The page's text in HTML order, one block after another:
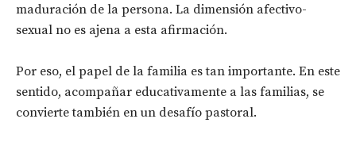
maduración de la persona. La dimensión afectivo-
sexual no es ajena a esta afirmación.
Por eso, el papel de la familia es tan importante. En este
sentido, acompañar educativamente a las familias, se
convierte también en un desafío pastoral.